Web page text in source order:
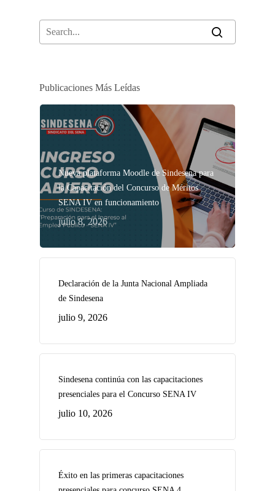
Publicaciones Más Leídas
Nueva plataforma Moodle de Sindesena para
la Capacitación del Concurso de Méritos
SENA IV en funcionamiento
julio 8, 2026
Declaración de la Junta Nacional Ampliada
de Sindesena
julio 9, 2026
Sindesena continúa con las capacitaciones
presenciales para el Concurso SENA IV
julio 10, 2026
Éxito en las primeras capacitaciones